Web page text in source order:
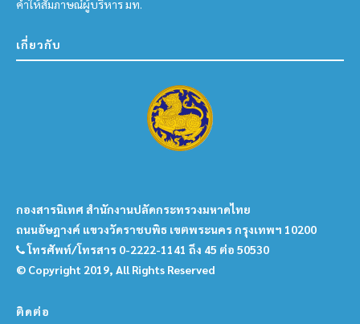
คำให้สัมภาษณ์ผู้บริหาร มท.
เกี่ยวกับ
กองสารนิเทศ สำนักงานปลัดกระทรวงมหาดไทย
ถนนอัษฎางค์ แขวงวัดราชบพิธ เขตพระนคร กรุงเทพฯ 10200
โทรศัพท์/โทรสาร 0-2222-1141 ถึง 45 ต่อ 50530
© Copyright 2019, All Rights Reserved
ติดต่อ